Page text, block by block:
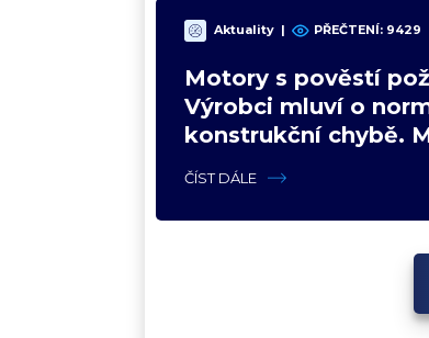
Aktuality | PŘEČTENÍ: 9429
Motory s pověstí
Výrobci mluví o
konstrukční chybě.
nich?
ČÍST DÁLE